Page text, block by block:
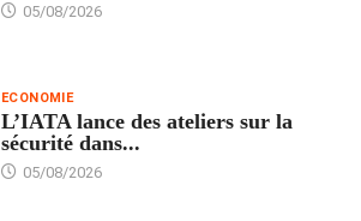
05/08/2026
ECONOMIE
L’IATA lance des ateliers sur la
sécurité dans...
05/08/2026